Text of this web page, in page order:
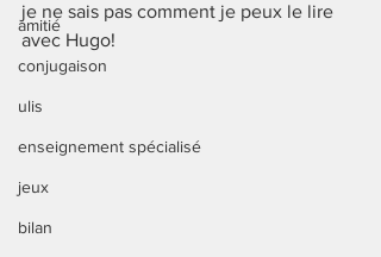
amitié
conjugaison
ulis
enseignement spécialisé
jeux
bilan
je ne sais pas comment je peux le lire
avec Hugo!